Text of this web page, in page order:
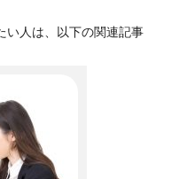
い人は、以下の関連記事